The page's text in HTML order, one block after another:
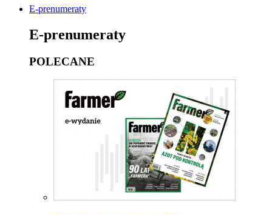
E-prenumeraty
E-prenumeraty
POLECANE